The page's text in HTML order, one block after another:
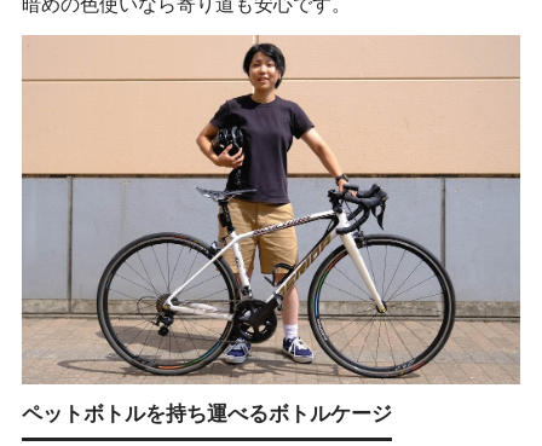
ペットボトルを持ち運べるボトルケージ